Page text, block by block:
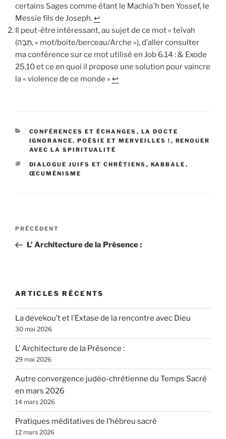
certains Sages comme étant le Machia`h ben Yossef, le
Messie fils de Joseph.↩︎
Il peut-être intéressant, au sujet de ce mot « teïvah
(תֵּבָה, « mot/boite/berceau/Arche »), d’aller consulter
ma conférence sur ce mot utilisé en Job 6.14 : & Exode
25,10 et ce en quoi il propose une solution pour vaincre
la « violence de ce monde » ↩︎
CATÉGORIES
CONFÉRENCES ET ÉCHANGES , LA DOCTE
IGNORANCE, POÉSIE ET MERVEILLES ! , RENOUER
AVEC LA SPIRITUALITÉ
ÉTIQUETTES
DIALOGUE JUIFS ET CHRÉTIENS , KABBALE ,
ŒCUMÉNISME
Navigation
l’article
Article
précédent
PRÉCÉDENT
L’ Architecture de la Présence :
ARTICLES RÉCENTS
La devekou’t et l’Extase de la rencontre avec Dieu
30 mai 2026
L’ Architecture de la Présence :
29 mai 2026
Autre convergence judéo-chrétienne du Temps Sacré
en mars 2026
14 mars 2026
Pratiques méditatives de l’hébreu sacré
12 mars 2026